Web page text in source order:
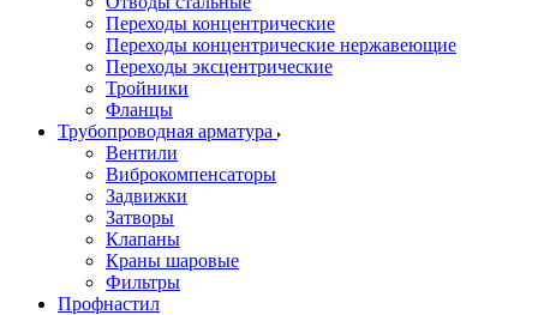
Переходы концентрические
Переходы концентрические нержавеющие
Переходы эксцентрические
Тройники
Фланцы
Трубопроводная арматура
Вентили
Виброкомпенсаторы
Задвижки
Затворы
Клапаны
Краны шаровые
Фильтры
Профнастил